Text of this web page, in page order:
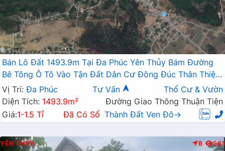
Bán Lô Đất 1493.9m Tại Đa Phúc Yên Thủy Bám Đường
Bê Tông Ô Tô Vào Tận Đất Dân Cư Đông Đúc Thân Thiện
Giá ĐẦu Tư
Vị Trí: Đa Phúc Tư Vấn
Thổ Cư & Vườn
Diện Tích: 1493.9m²
Đường Giao Thông Thuận Tiện
Giá:1-1.5 Tỉ Đã Có Sổ Thành Đất Ven Đô→
YÊN THỦY B 561